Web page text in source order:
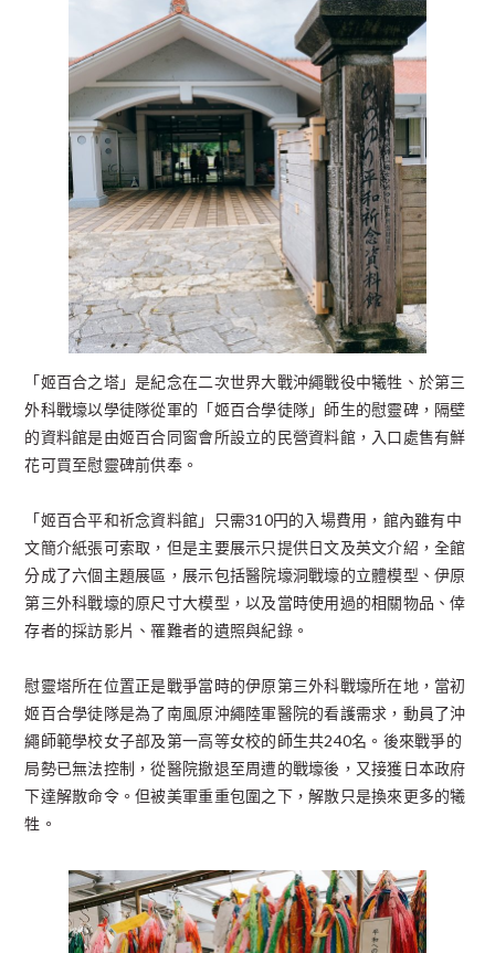
「姬百合之塔」是紀念在二次世界大戰沖繩戰役中犧牲、於第三
外科戰壕以學徒隊從軍的「姬百合學徒隊」師生的慰靈碑，隔壁
的資料館是由姬百合同窗會所設立的民營資料館，入口處售有鮮
花可買至慰靈碑前供奉。
「姬百合平和祈念資料館」只需310円的入場費用，館內雖有中
文簡介紙張可索取，但是主要展示只提供日文及英文介紹，全館
分成了六個主題展區，展示包括醫院壕洞戰壕的立體模型、伊原
第三外科戰壕的原尺寸大模型，以及當時使用過的相關物品、倖
存者的採訪影片、罹難者的遺照與紀錄。
慰靈塔所在位置正是戰爭當時的伊原第三外科戰壕所在地，當初
姬百合學徒隊是為了南風原沖繩陸軍醫院的看護需求，動員了沖
繩師範學校女子部及第一高等女校的師生共240名。後來戰爭的
局勢已無法控制，從醫院撤退至周遭的戰壕後，又接獲日本政府
下達解散命令。但被美軍重重包圍之下，解散只是換來更多的犧
牲。